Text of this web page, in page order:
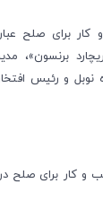
برای صلح
برنسون»،
نوبل و رئیس
اهدای جوایز 2016 کسب و